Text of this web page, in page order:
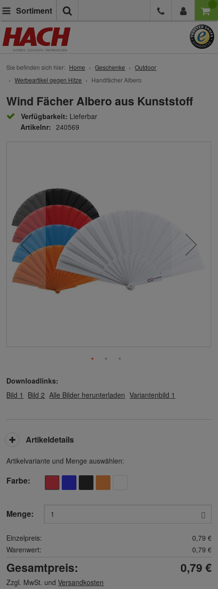
Sortiment
Sie befinden sich hier: Home Geschenke
Outdoor
Werbeartikel gegen Hitze
Handfächer Albero
Wind Fächer Albero aus Kunststoff
Verfügbarkeit: Lieferbar
Artikelnr: 240569
Downloadlinks:
Bild 1
Bild 2 Alle Bilder herunterladen Variantenbild 1
Artikelvariante und Menge auswählen:
Farbe
Menge:
Einzelpreis:
0,79 €
Warenwert:
0,79 €
Gesamtpreis: 0,79 €
Zzgl. MwSt. undVersandkosten
Artikeldetails